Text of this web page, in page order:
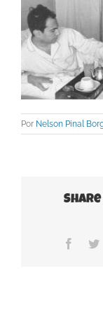
Por Nelson Pinal
Share